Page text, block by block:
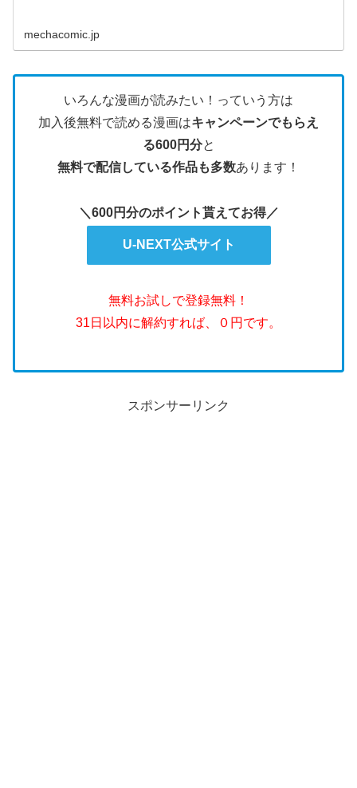
mechacomic.jp
いろんな漫画が読みたい！っていう方は
加入後無料で読める漫画はキャンペーンでもらえ
る600円分と
無料で配信している作品も多数あります！
＼600円分のポイント貰えてお得／
U-NEXT公式サイト
無料お試しで登録無料！
31日以内に解約すれば、０円です。
スポンサーリンク